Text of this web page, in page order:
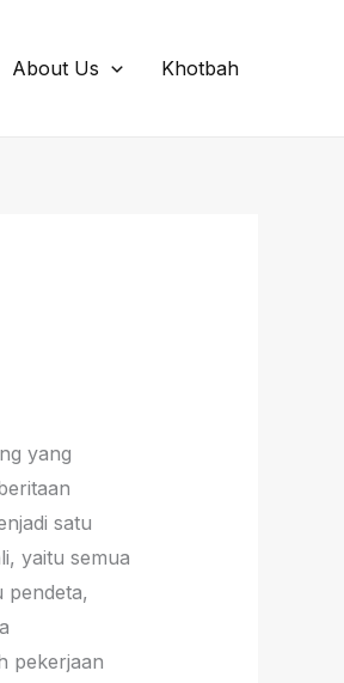
About Us Khotbah
yang
satu
yaitu semua
pendeta,
pekerjaan